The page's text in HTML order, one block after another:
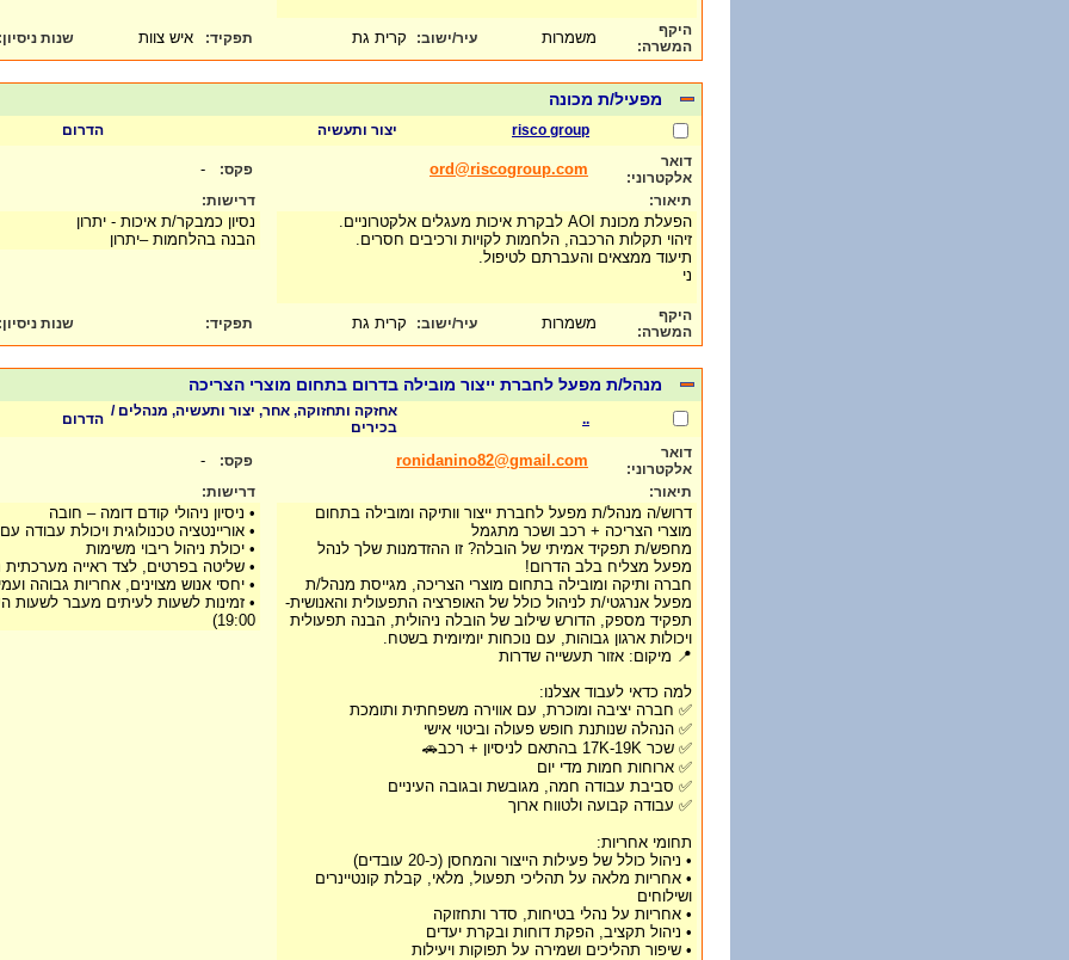
היקף
המשרה:
משמרות עיר/ישוב: קרית גת תפקיד: איש צוות שנות ניסיון:
מפעיל/ת מכונה
risco group יצור ותעשיה הדרום
דואר
אלקטרוני:
ord@riscogroup.com פקס: -
תיאור:
הפעלת מכונת AOI לבקרת איכות מעגלים אלקטרוניים.
זיהוי תקלות הרכבה, הלחמות לקויות ורכיבים חסרים.
תיעוד ממצאים והעברתם לטיפול.
ני
דרישות:
נסיון כמבקר/ת איכות - יתרון
הבנה בהלחמות –יתרון
היקף
המשרה:
משמרות עיר/ישוב: קרית גת תפקיד: שנות ניסיון:
מנהל/ת מפעל לחברת ייצור מובילה בדרום בתחום מוצרי הצריכה
..
אחזקה ותחזוקה, אחר, יצור ותעשיה, מנהלים /
בכירים
הדרום
דואר
אלקטרוני:
ronidanino82@gmail.com פקס: -
תיאור:
דרוש/ה מנהל/ת מפעל לחברת ייצור וותיקה ומובילה בתחום
מוצרי הצריכה + רכב ושכר מתגמל
מחפש/ת תפקיד אמיתי של הובלה? זו ההזדמנות שלך לנהל
מפעל מצליח בלב הדרום!
חברה ותיקה ומובילה בתחום מוצרי הצריכה, מגייסת מנהל/ת
מפעל אנרגטי/ת לניהול כולל של האופרציה התפעולית והאנושית-
תפקיד מספק, הדורש שילוב של הובלה ניהולית, הבנה תפעולית
ויכולות ארגון גבוהות, עם נוכחות יומיומית בשטח.
📍 מיקום: אזור תעשייה שדרות
למה כדאי לעבוד אצלנו:
✅ חברה יציבה ומוכרת, עם אווירה משפחתית ותומכת
✅ הנהלה שנותנת חופש פעולה וביטוי אישי
✅ שכר 17K-19K בהתאם לניסיון + רכב🚗
✅ ארוחות חמות מדי יום
✅ סביבת עבודה חמה, מגובשת ובגובה העיניים
✅ עבודה קבועה ולטווח ארוך
תחומי אחריות:
• ניהול כולל של פעילות הייצור והמחסן (כ-20 עובדים)
• אחריות מלאה על תהליכי תפעול, מלאי, קבלת קונטיינרים
ושילוחים
• אחריות על נהלי בטיחות, סדר ותחזוקה
• ניהול תקציב, הפקת דוחות ובקרת יעדים
• שיפור תהליכים ושמירה על תפוקות ויעילות
דרישות:
• ניסיון ניהולי קודם דומה – חובה
• אוריינטציה טכנולוגית ויכולת
• יכולת ניהול ריבוי משימות
• שליטה בפרטים, לצד ראייה
• יחסי אנוש מצוינים, אחריות גבוהה
19:00)